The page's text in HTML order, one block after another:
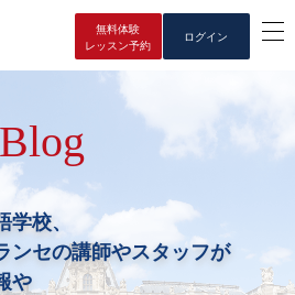
無料体験
レッスン予約
ログイン
校、
ンセの講師やスタッフが
や